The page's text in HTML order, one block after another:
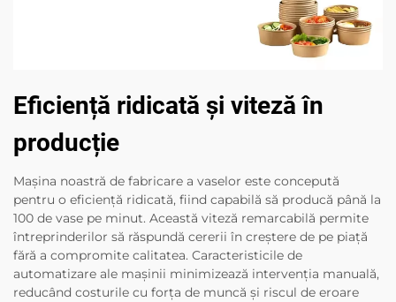
Eficiență ridicată și viteză în
producție
Mașina noastră de fabricare a vaselor este concepută
pentru o eficiență ridicată, fiind capabilă să producă până la
100 de vase pe minut. Această viteză remarcabilă permite
întreprinderilor să răspundă cererii în creștere de pe piață
fără a compromite calitatea. Caracteristicile de
automatizare ale mașinii minimizează intervenția manuală,
reducând costurile cu forța de muncă și riscul de eroare